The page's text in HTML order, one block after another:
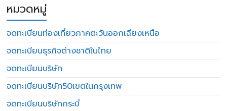
หมวดหมู่
จดทะเบียนท่องเที่ยวภาคตะวันออกเฉียงเหนือ
จดทะเบียนธุรกิจต่างชาติในไทย
จดทะเบียนบริษัท
จดทะเบียนบริษัท50เขตในกรุงเทพ
จดทะเบียนบริษัทกระบี่